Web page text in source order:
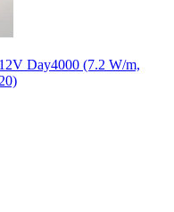
Day4000 (7.2 W/m,